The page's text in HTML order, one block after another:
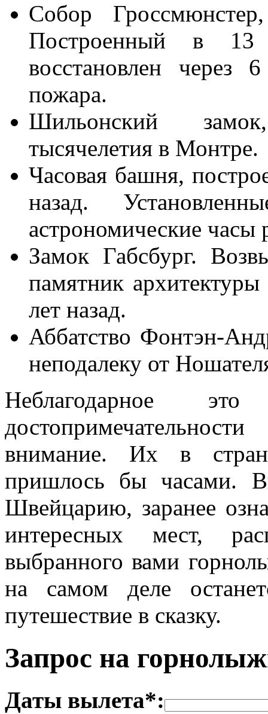
Собор
Построенный в
восстановлен через
пожара.
Шильонский
тысячелетия в Монтре.
Часовая башня,
назад.
астрономические часы
Замок Габсбург.
памятник
лет назад.
Аббатство Фонтэн-
неподалеку от
Неблагодарное
внимание. Их в
пришлось бы часами.
Швейцарию, заранее
интересных мест,
выбранного вами
на самом деле
путешествие в сказку.
Запрос на
Даты вылета*: